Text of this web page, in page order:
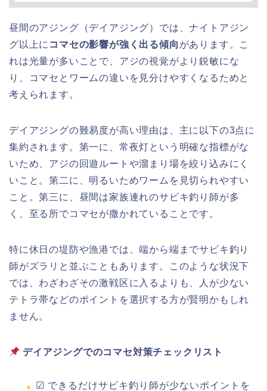
昼間のアジング（デイアジング）では、ナイトアジン
グ以上に コマセの影響が強く出る傾向 があります。こ
れは光量が多いことで、アジの視覚がより鋭敏にな
り、コマセとワームの違いを見分けやすくなるためと
考えられます。
デイアジングの難易度が高い理由は、主に以下の3点に
集約されます。第一に、常夜灯という明確な指標がな
いため、アジの回遊ルートや溜まり場を絞り込みにく
いこと。第二に、明るいためワームを見切られやすい
こと。第三に、昼間は家族連れのサビキ釣り師が多
く、至る所でコマセが撒かれていることです。
特に休日の堤防や漁港では、端から端までサビキ釣り
師がズラリと並ぶこともあります。このような状況下
では、わざわざその激戦区に入るよりも、人が少ない
テトラ帯などのポイントを選択する方が賢明かもしれ
ません。
デイアジングでのコマセ対策チェックリスト
☑ できるだけサビキ釣り師が少ないポイントを